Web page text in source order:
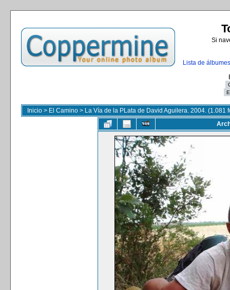
Si
Lista de álbumes
Inicio > El Camino > La Vía de la PLata de David Aguilera. 2004. (1.081